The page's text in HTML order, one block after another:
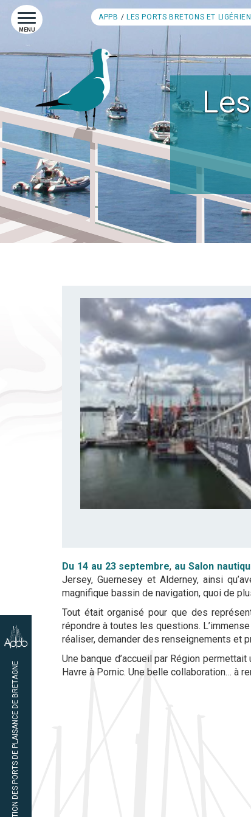
MENU
APPB LES PORTS BRETONS ET
Du 14 au 23 septembre, au Salon
Jersey, Guernesey et Alderney, ainsi
magnifique bassin de navigation, quoi de
Tout était organisé pour que des
répondre à toutes les questions.
réaliser, demander des renseignements et
Une banque d’accueil par Région
Havre à Pornic. Une belle collaboration… à
ASSOCIATION DES PORTS DE PLAISANCE DE BRETAGNE
02 97 65 47 45